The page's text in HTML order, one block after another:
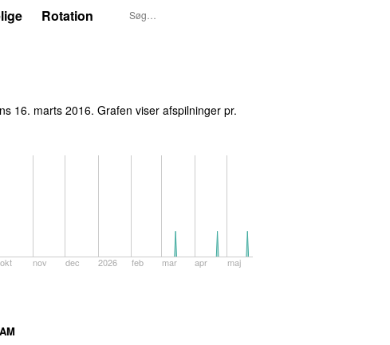
Rotation
16. marts 2016. Grafen viser afspilninger pr.
okt nov dec 2026 feb mar apr maj